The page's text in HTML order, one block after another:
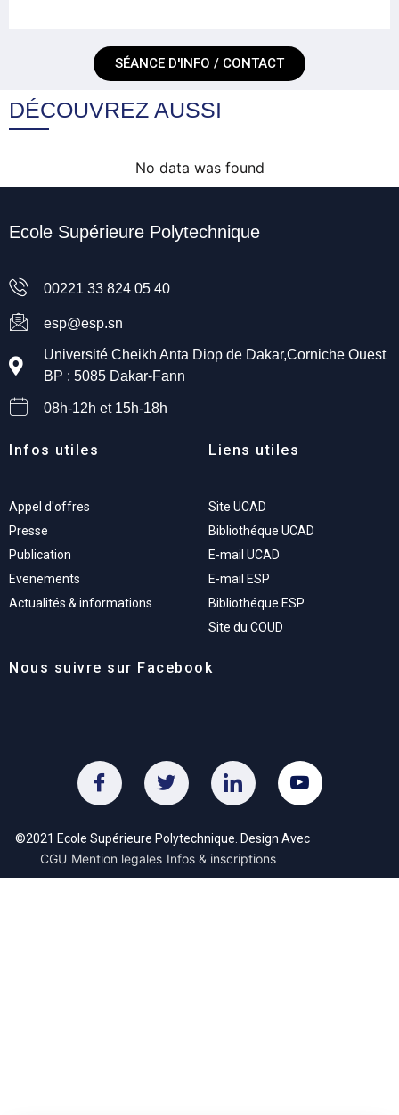
SÉANCE D'INFO / CONTACT
DÉCOUVREZ AUSSI
No data was found
Ecole Supérieure Polytechnique
00221 33 824 05 40
esp@esp.sn
Université Cheikh Anta Diop de Dakar,Corniche Ouest
BP : 5085 Dakar-Fann
08h-12h et 15h-18h
Infos utiles
Appel d'offres
Presse
Publication
Evenements
Actualités & informations
Liens utiles
Site UCAD
Bibliothéque UCAD
E-mail UCAD
E-mail ESP
Bibliothéque ESP
Site du COUD
Nous suivre sur Facebook
©2021 Ecole Supérieure Polytechnique. Design Avec
CGU Mention legales Infos & inscriptions